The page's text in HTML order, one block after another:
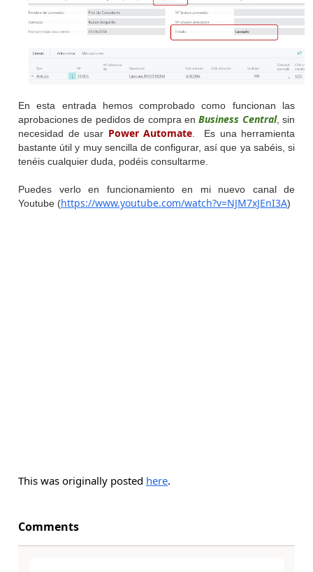
En esta entrada hemos comprobado como funcionan las
aprobaciones de pedidos de compra enBusiness Central, sin
necesidad de usar Power Automate . Es una herramienta
bastante útil y muy sencilla de configurar, así que ya sabéis, si
tenéis cualquier duda, podéis consultarme.
Puedes verlo en funcionamiento en mi nuevo canal de
Youtube (https://www.youtube.com/watch?v=NJM7xJEnI3A)
This was originally posted here.
Comments